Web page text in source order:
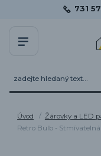
731
Úvod Žárovky a LED
Retro Bulb -